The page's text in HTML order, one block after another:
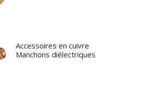
Accessoires en cuivre
Manchons diélectriques